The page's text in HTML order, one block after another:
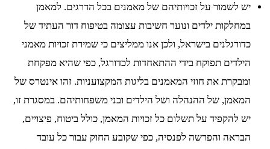
יש לשמור על זכויותיהם של מאמנים בכל הדרגים. למאמן
במחלקות ילדים ונוער חשיבות עצומה בטיפוח דור העתיד של
כדורגלנים בישראל, ולכן אנו ממליצים כי שמירת זכויות מאמני
הילדים תפוקח בידי ההתאחדות לכדורגל, כפי שהיא מפקחת
ומבקרת את חוזי המאמנים בליגות המקצועניות. זהו אינטרס של
המאמן, של ההנהלה ושל הילדים ובני משפחותיהם. במסגרת זו,
יש להקפיד על תשלום כל זכויות המאמן, כולל ביטוח, פיצויים,
הבראה והפרשה לפנסיה, כפי שקובע החוק עבור כל עובד